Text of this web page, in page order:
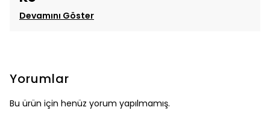
Devamını Göster
Yorumlar
Bu ürün için henüz yorum yapılmamış.